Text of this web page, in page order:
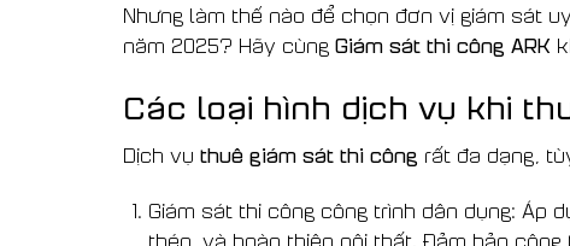
Nhưng làm thế nào để chọn đơn vị giám sát
năm 2025? Hãy cùng Giám sát thi công ARK
Các loại hình dịch vụ khi
Dịch vụ thuê giám sát thi công rất đa dạng,
Giám sát thi công công trình dân dụng: Áp
thép, và hoàn thiện nội thất. Đảm bảo